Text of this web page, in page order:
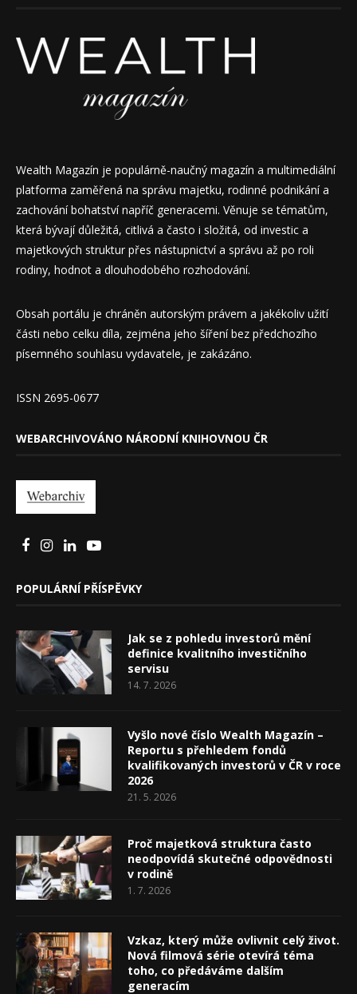
Wealth Magazín je populárně-naučný magazín a multimediální
platforma zaměřená na správu majetku, rodinné podnikání a
zachování bohatství napříč generacemi. Věnuje se tématům,
která bývají důležitá, citlivá a často i složitá, od investic a
majetkových struktur přes nástupnictví a správu až po roli
rodiny, hodnot a dlouhodobého rozhodování.
Obsah portálu je chráněn autorským právem a jakékoliv užití
části nebo celku díla, zejména jeho šíření bez předchozího
písemného souhlasu vydavatele, je zakázáno.
ISSN 2695-0677
WEBARCHIVOVÁNO NÁRODNÍ KNIHOVNOU ČR
POPULÁRNÍ PŘÍSPĚVKY
Jak se z pohledu investorů mění
definice kvalitního investičního
servisu
14. 7. 2026
Vyšlo nové číslo Wealth Magazín –
Reportu s přehledem fondů
kvalifikovaných investorů v ČR v roce
2026
21. 5. 2026
Proč majetková struktura často
neodpovídá skutečné odpovědnosti
v rodině
1. 7. 2026
Vzkaz, který může ovlivnit celý život.
Nová filmová série otevírá téma
toho, co předáváme dalším
generacím